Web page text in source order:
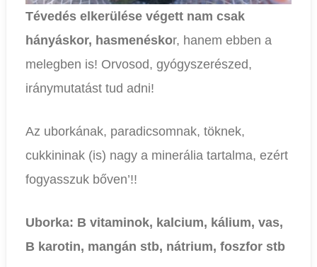
Tévedés elkerülése végett nam csak
hányáskor, hasmenéskor, hanem ebben a
melegben is! Orvosod, gyógyszerészed,
iránymutatást tud adni!
Az uborkának, paradicsomnak, töknek,
cukkininak (is) nagy a minerália tartalma, ezért
fogyasszuk bőven’!!
Uborka: B vitaminok, kalcium, kálium, vas,
B karotin, mangán stb, nátrium, foszfor stb